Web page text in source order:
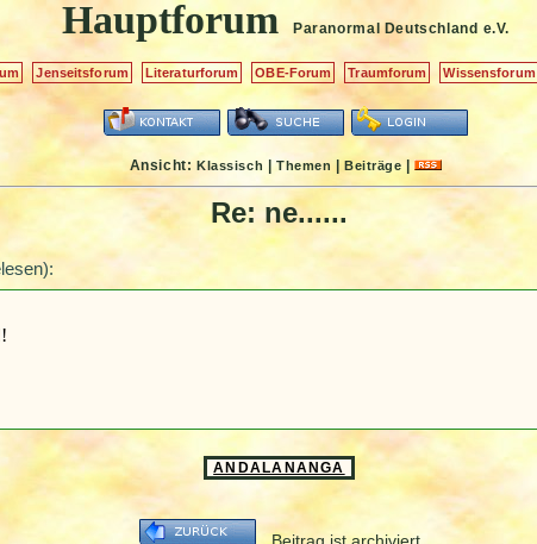
Hauptforum Paranormal Deutschland e.V.
Jenseitsforum Literaturforum OBE-Forum Traumforum Wissensforum
Ansicht:Klassisch |Themen |Beiträge |
Re: ne......
ANDALANANGA